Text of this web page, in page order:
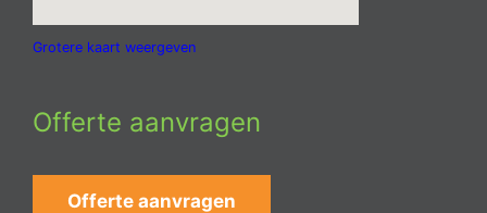
Grotere kaart weergeven
Offerte aanvragen
Offerte aanvragen